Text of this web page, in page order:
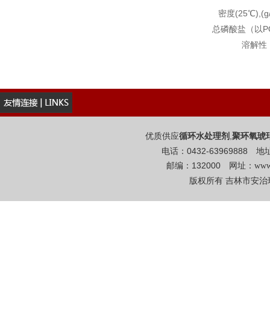
密度
总磷酸盐（以
溶解性
优质供应循环水处理剂 ,聚环氧琥
电话：0432-63969888 地
邮编：132000 网址：
版权所有 吉林市安